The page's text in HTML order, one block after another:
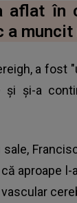
aflat în
a
a fost
şi şi-a
aproape